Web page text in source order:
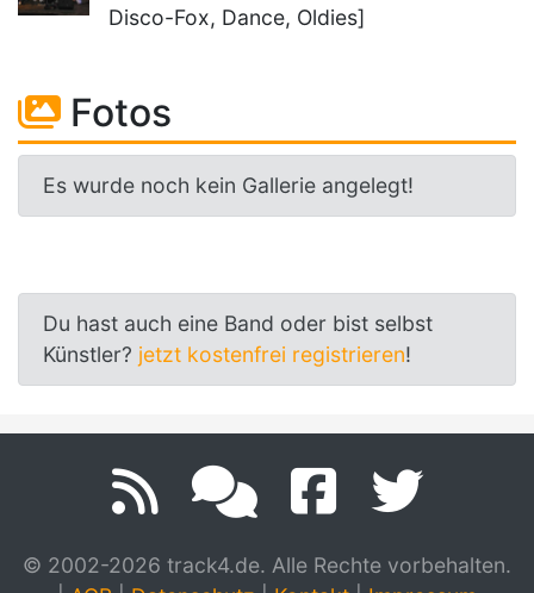
Disco-Fox, Dance, Oldies]
Fotos
Es wurde noch kein Gallerie angelegt!
Du hast auch eine Band oder bist selbst
Künstler? jetzt kostenfrei registrieren!
© 2002-2026 track4.de. Alle Rechte vorbehalten.